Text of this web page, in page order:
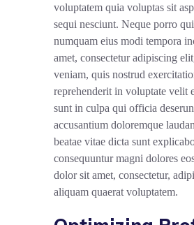
voluptatem quia voluptas sit
sequi nesciunt. Neque porro
numquam eius modi tempora
amet, consectetur adipiscing
veniam, quis nostrud
reprehenderit in voluptate velit
sunt in culpa qui officia
accusantium doloremque
beatae vitae dicta sunt
consequuntur magni dolores
dolor sit amet, consectetur,
aliquam quaerat voluptatem.